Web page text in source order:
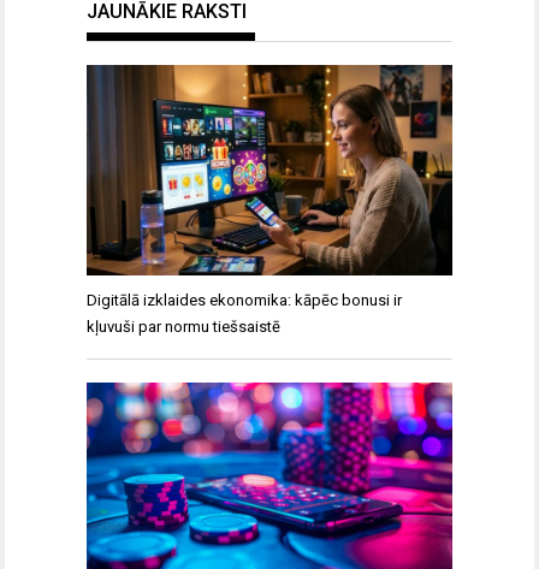
JAUNĀKIE RAKSTI
Digitālā izklaides ekonomika: kāpēc bonusi ir
kļuvuši par normu tiešsaistē